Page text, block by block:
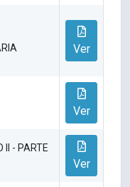
Ver
Ver
II - PARTE
Ver